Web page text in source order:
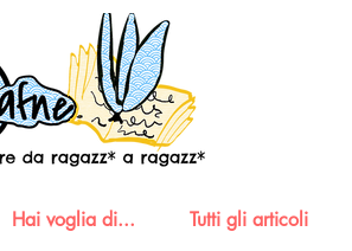
Hai voglia di... Tutti gli articoli